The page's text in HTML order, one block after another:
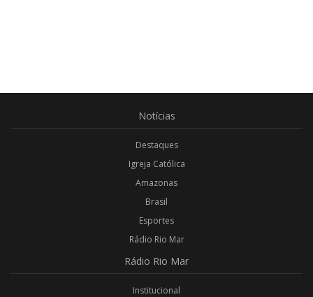
Notícias
Destaques
Igreja Católica
Amazonas
Brasil
Esportes
Rádio Rio Mar
Rádio Rio Mar
Institucional